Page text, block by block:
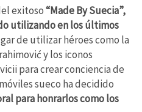
exitoso“Made By Suecia”,
utilizando en los últimos
de utilizar héroes como la
y los iconos
para crear conciencia de
sueco ha decidido
para honrarlos como los